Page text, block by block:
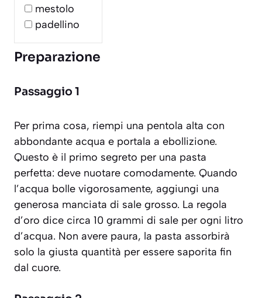
mestolo
padellino
Preparazione
Passaggio 1
Per prima cosa, riempi una pentola alta con
abbondante acqua e portala a ebollizione.
Questo è il primo segreto per una pasta
perfetta: deve nuotare comodamente. Quando
l’acqua bolle vigorosamente, aggiungi una
generosa manciata di sale grosso. La regola
d’oro dice circa 10 grammi di sale per ogni litro
d’acqua. Non avere paura, la pasta assorbirà
solo la giusta quantità per essere saporita fin
dal cuore.